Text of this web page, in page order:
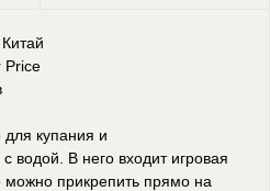
Price
купания и
водой. В него входит игровая
можно прикрепить прямо на